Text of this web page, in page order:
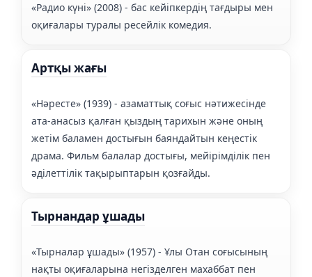
«Радио күні» (2008) - бас кейіпкердің тағдыры мен
оқиғалары туралы ресейлік комедия.
Артқы жағы
«Нәресте» (1939) - азаматтық соғыс нәтижесінде
ата-анасыз қалған қыздың тарихын және оның
жетім баламен достығын баяндайтын кеңестік
драма. Фильм балалар достығы, мейірімділік пен
әділеттілік тақырыптарын қозғайды.
Тырнандар ұшады
«Тырналар ұшады» (1957) - Ұлы Отан соғысының
нақты оқиғаларына негізделген махаббат пен